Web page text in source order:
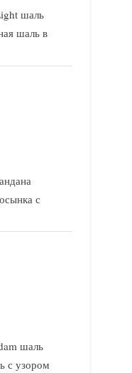
шаль
шаль в
с
шаль
с узором